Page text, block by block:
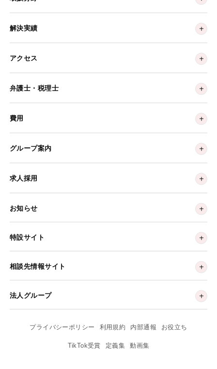
解決実績
アクセス
弁護士・税理士
費用
グループ案内
求人採用
お知らせ
特設サイト
相談先情報サイト
法人グループ
プライバシーポリシー 利用規約 内部通報 お役立ち
TikTok受賞 定義集 動画集